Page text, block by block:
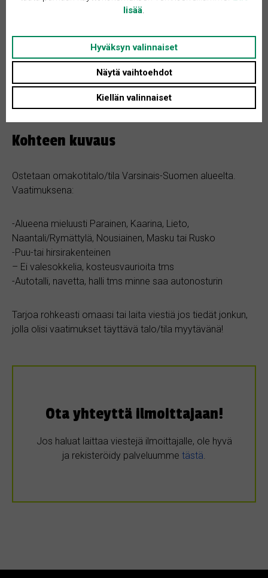
Tontin koko: Ei määritelty
Kohteen kuvaus
Ostetaan omakotitalo/tila Varsinais-Suomen alueelta.
Vaatimuksena:
-Alueena mieluusti Parainen, Kaarina, Lieto,
Naantali/Rymättylä, Nousiainen, Masku tai Rusko
-Puu-tai hirsirakenteinen
– Ei valesokkelia, kosteusvaurioita tms
-Autotalli, navetta, halli tms minne saa autonosturin
Tarjoa rohkeasti omaasi tai laita viestiä jos tiedät jonkun,
jolla olisi vaatimukset täyttävä talo/tila myytävänä!
Ota yhteyttä ilmoittajaan!
Jos haluat laittaa viestejä ilmoittajalle, ole hyvä
ja rekisteröidy palveluumme tästä
lisää
Hyväksyn valinnaiset
Näytä vaihtoehdot
Kiellän valinnaiset